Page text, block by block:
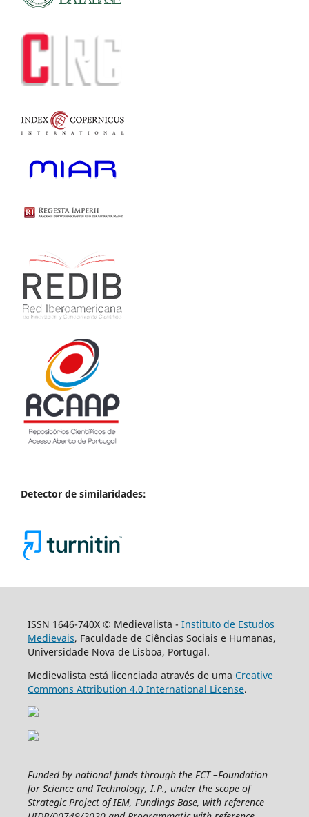
Detector de similaridades:
ISSN 1646-740X © Medievalista - Instituto de Estudos
Medievais, Faculdade de Ciências Sociais e Humanas,
Universidade Nova de Lisboa, Portugal.
Medievalista está licenciada através de uma Creative
Commons Attribution 4.0 International License.
Funded by national funds through the FCT –Foundation
for Science and Technology, I.P., under the scope of
Strategic Project of IEM, Fundings Base, with reference